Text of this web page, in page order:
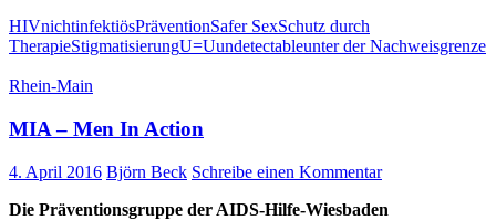
Nachweisgrenze
–
Pornostar
Berlin
HIVnichtinfektiösPräventionSafer SexSchutz durch
TherapieStigmatisierungU=Uundetectableunter der Nachweisgrenze
Rhein-Main
MIA – Men In Action
4. April 2016 Björn Beck Schreibe einen Kommentar
Die Präventionsgruppe der AIDS-Hilfe-Wiesbaden